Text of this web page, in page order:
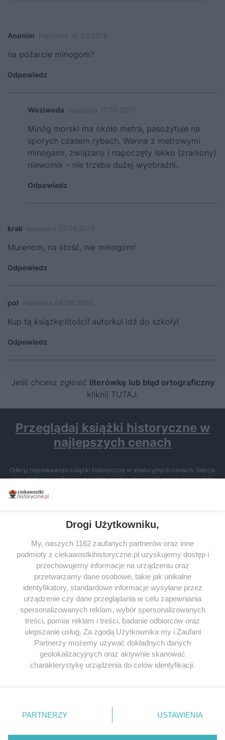
Anonim
na pożarcie minogom?
Odpowiedz
Woziwoda
Minóg morski ma około metra, pasożytuje na
sporych czasem rybach. Wanna z metrowymi
minogami, związany i napoczęty lekko (zraniony)
niewolnik – nie trzeba dużej wyobraźni.
Odpowiedz
krak
Murenom, na litość, nie minogom!
Odpowiedz
pol
Kup tą książkę:litości! autorku! idź do szkoły!
Odpowiedz
Jeśli chcesz zgłosić literówkę lub błąd ortograficzny
kliknij TUTAJ.
Przeglądaj książki historyczne w
najlepszych cenach
Odkryj najciekawsze książki historyczne w atrakcyjnych cenach. Sekcja
powstała we współpracy z Lubimyczytac.pl, największą społecznością
tytułów najwyżej ocenianych przez czytelników.
SERWIS
SPOŁECZNOŚĆ
WSPÓŁPRACA
KONTAKT
ODWIEDŹ RÓWNIEŻ:
Drogi Użytkowniku,
My, naszych 1162 zaufanych partnerów oraz inne
podmioty z ciekawostkihistoryczne.pl uzyskujemy dostęp i
przechowujemy informacje na urządzeniu oraz
przetwarzamy dane osobowe, takie jak unikalne
identyfikatory, standardowe informacje wysyłane przez
urządzenie czy dane przeglądania w celu zapewniania
spersonalizowanych reklam, wybór spersonalizowanych
treści, pomiar reklam i treści, badanie odbiorców oraz
ulepszanie usług. Za zgodą Użytkownika my i Zaufani
Partnerzy możemy używać dokładnych danych
geolokalizacyjnych oraz aktywnie skanować
charakterystykę urządzenia do celów identyfikacji.
zmienić/wycofać klikając przycisk ustawień prywatności
znajdujący się w lewym dolnym rogu strony
. Niektóre
PARTNERZY USTAWIENIA